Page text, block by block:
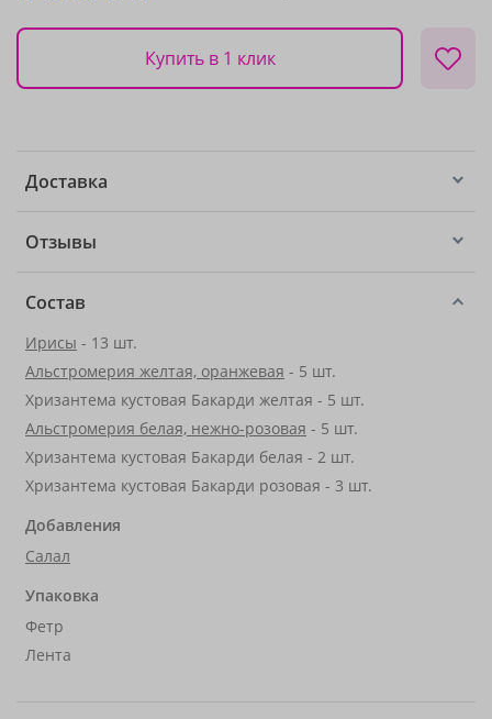
Купить в 1 клик
Доставка
Отзывы
Состав
Ирисы - 13 шт.
Альстромерия желтая, оранжевая - 5 шт.
Хризантема кустовая Бакарди желтая - 5 шт.
Альстромерия белая, нежно-розовая - 5 шт.
Хризантема кустовая Бакарди белая - 2 шт.
Хризантема кустовая Бакарди розовая - 3 шт.
Добавления
Салал
Упаковка
Фетр
Лента